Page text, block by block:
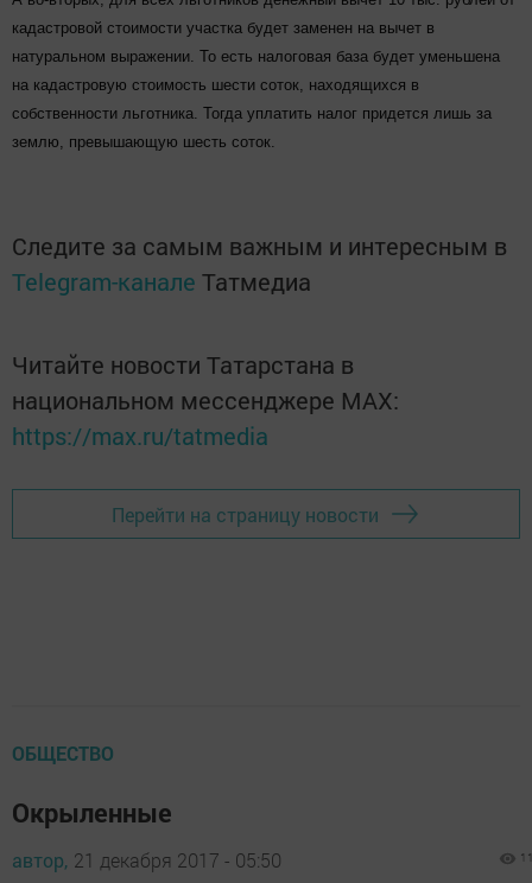
кадастровой стоимости участка будет заменен на вычет в
натуральном выражении. То есть налоговая база будет уменьшена
на кадастровую стоимость шести соток, находящихся в
собственности льготника. Тогда уплатить налог придется лишь за
землю, превышающую шесть соток.
Следите за самым важным и интересным в
Telegram-канале Татмедиа
Читайте новости Татарстана в
национальном мессенджере MАХ:
https://max.ru/tatmedia
Перейти на страницу новости
ОБЩЕСТВО
Окрыленные
автор, 21 декабря 2017 - 05:50